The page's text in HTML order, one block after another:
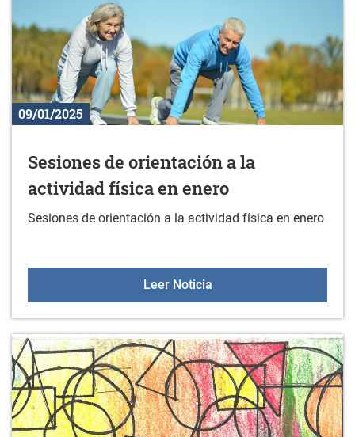
09/01/2025
Sesiones de orientación a la
actividad física en enero
Sesiones de orientación a la actividad física en enero
Leer NoticiaSesiones de orientación